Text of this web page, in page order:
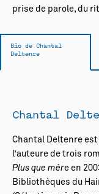
prise de parole, du
Bio de Chantal
Deltenre
Chantal
Chantal Deltenre
l’auteure de trois
Plus que mère en
Bibliothèques du